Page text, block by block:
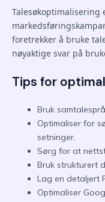
foretrekker å bruke
nøyaktige svar på
Tips for
Bruk
Optimaliser for
setninger.
Sørg for at
Bruk strukturert
Lag en detaljert
Optimaliser